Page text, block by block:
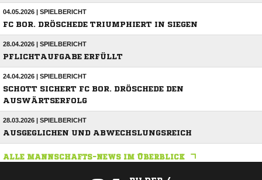
04.05.2026 | SPIELBERICHT
FC BOR. DRÖSCHEDE TRIUMPHIERT IN SIEGEN
28.04.2026 | SPIELBERICHT
PFLICHTAUFGABE ERFÜLLT
24.04.2026 | SPIELBERICHT
SCHOTT SICHERT FC BOR. DRÖSCHEDE DEN
AUSWÄRTSERFOLG
28.03.2026 | SPIELBERICHT
AUSGEGLICHEN UND ABWECHSLUNGSREICH
ALLE MANNSCHAFTS-NEWS IM ÜBERBLICK